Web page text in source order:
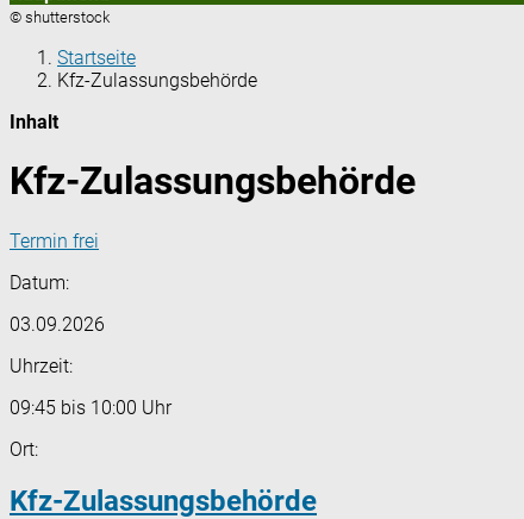
© shutterstock
Startseite
Kfz-Zulassungsbehörde
Inhalt
Kfz-Zulassungsbehörde
Termin frei
Datum:
03.09.2026
Uhrzeit:
09:45 bis 10:00 Uhr
Ort:
Kfz-Zulassungsbehörde